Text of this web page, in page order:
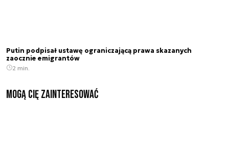
Putin podpisał ustawę ograniczającą prawa skazanych
zaocznie emigrantów
2 min.
Mogą Cię zainteresować